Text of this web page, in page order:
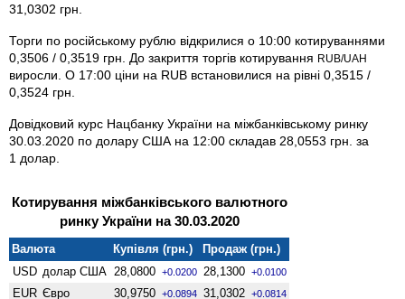
31,0302 грн.
Торги по російському рублю відкрилися о 10:00 котируваннями
0,3506 / 0,3519 грн. До закриття торгів котирування RUB/UAH
виросли. О 17:00 ціни на RUB встановилися на рівні 0,3515 /
0,3524 грн.
Довідковий курс Нацбанку України на міжбанківському ринку
30.03.2020 по долару США на 12:00 складав 28,0553 грн. за
1 долар.
Котирування міжбанківського валютного
ринку України на 30.03.2020
Валюта Купівля (грн.)
Продаж (грн.)
USD долар США 28,0800 +0.0200 28,1300 +0.0100
EUR Євро 30,9750 +0.0894 31,0302 +0.0814